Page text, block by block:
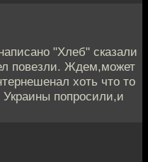
"Хлеб" сказали
повезли. Ждем,может
хоть что то
Украины попросили,и